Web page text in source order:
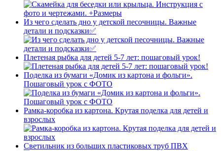
Из чего сделать дно у детской песочницы. Важные
детали и подсказки✅
Плетеная рыбка для детей 5-7 лет: пошаговый урок!
Поделка из бумаги «Домик из картона и фольги».
Пошаговый урок с ФОТО
Рамка-коробка из картона. Крутая поделка для детей и
взрослых
Светильник из больших пластиковых труб ПВХ